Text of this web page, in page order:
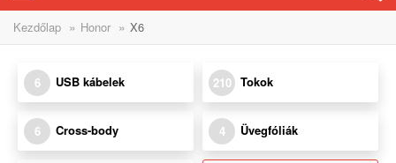
Kezdőlap » Honor » X6
6 USB kábelek 210 Tokok
6 Cross-body 4 Üvegfóliák